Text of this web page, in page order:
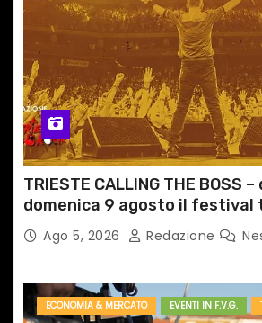
TRIESTE CALLING THE BOSS
domenica 9 agosto il
dedicato a Springsteen
Ago 5, 2026 Redazione
ECONOMIA & MERCATO EVENTI IN F.V.G.